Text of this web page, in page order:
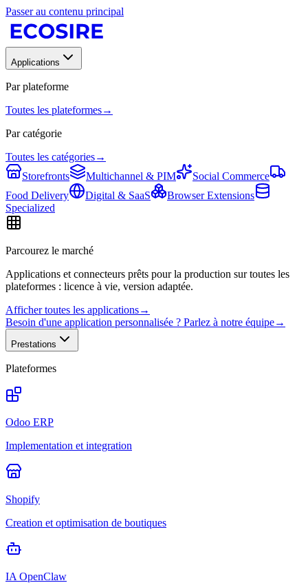
Passer au contenu principal
Applications
Par plateforme
Toutes les plateformes→
Par catégorie
Toutes les catégories→
Storefronts
Multichannel & PIM
Social Commerce
Food Delivery
Digital & SaaS
Browser Extensions
Specialized
Parcourez le marché
Applications et connecteurs prêts pour la production sur toutes les
plateformes : licence à vie, version adaptée.
Afficher toutes les applications→
Besoin d'une application personnalisée ? Parlez à notre équipe→
Prestations
Plateformes
Odoo ERP
Implementation et integration
Shopify
Creation et optimisation de boutiques
IA OpenClaw